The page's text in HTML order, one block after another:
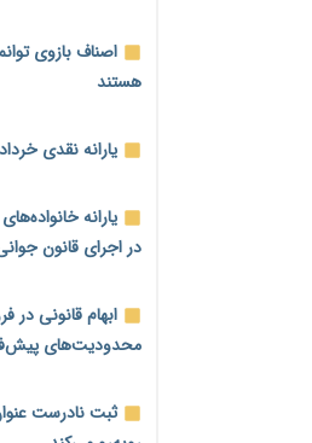
فرمول تازه
اجتماعی؟
کنترل ترازنامه
جنگ با تورم از
عینک گران‌تر
اصناف بازوی
هستند
یارانه نقدی خرداد ۱۴۰۵ دهک‌های چهارم تا نهم
در اجرای قانون
ابهام قانونی در
محدودیت‌های
ثبت نادرست